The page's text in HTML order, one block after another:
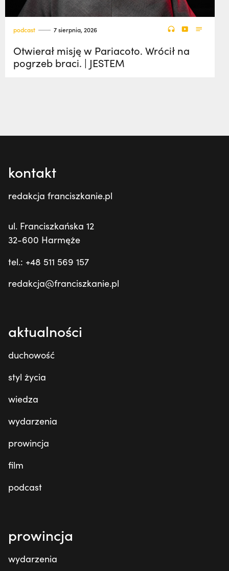
podcast 7 sierpnia, 2026
Otwierał misję w Pariacoto. Wrócił na
pogrzeb braci. | JESTEM
kontakt
redakcja franciszkanie.pl
ul. Franciszkańska 12
32-600 Harmęże
tel.: +48 511 569 157
redakcja@franciszkanie.pl
aktualności
duchowość
styl życia
wiedza
wydarzenia
prowincja
film
podcast
prowincja
wydarzenia